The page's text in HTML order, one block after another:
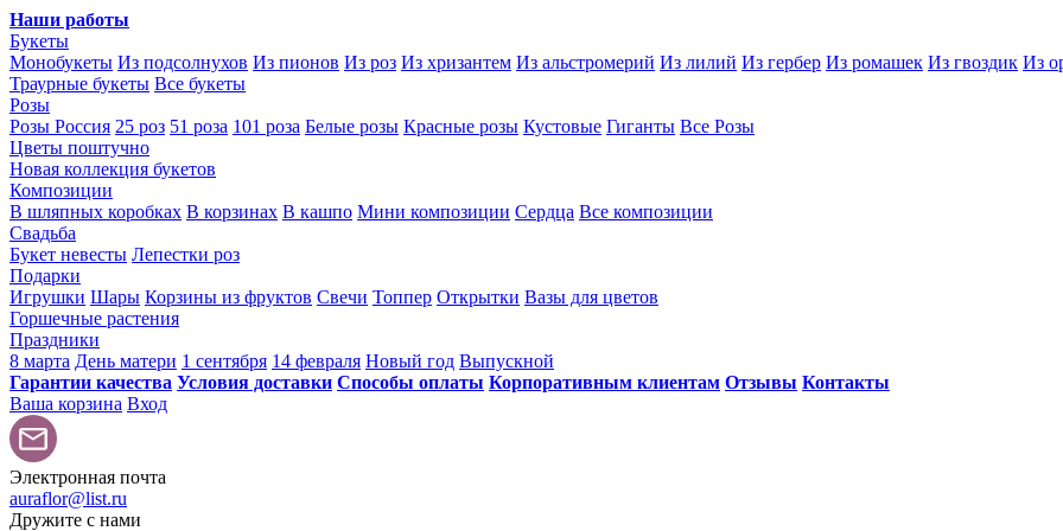
Наши работы
Букеты
Монобукеты Из подсолнухов Из пионов Из роз Из хризантем Из альстромерий Из лилий Из гербер Из ромашек Из гвоздик Из
Траурные букеты Все букеты
Розы
Розы Россия 25 роз 51 роза 101 роза Белые розы Красные розы Кустовые Гиганты Все Розы
Цветы поштучно
Новая коллекция букетов
Композиции
В шляпных коробках В корзинах В кашпо Мини композиции Сердца Все композиции
Свадьба
Букет невесты Лепестки роз
Подарки
Игрушки Шары Корзины из фруктов Свечи Топпер Открытки Вазы для цветов
Горшечные растения
Праздники
8 марта День матери 1 сентября 14 февраля Новый год Выпускной
Гарантии качества Условия доставки Способы оплаты Корпоративным клиентам Отзывы Контакты
Ваша корзина Вход
Электронная почта
auraflor@list.ru
Дружите с нами